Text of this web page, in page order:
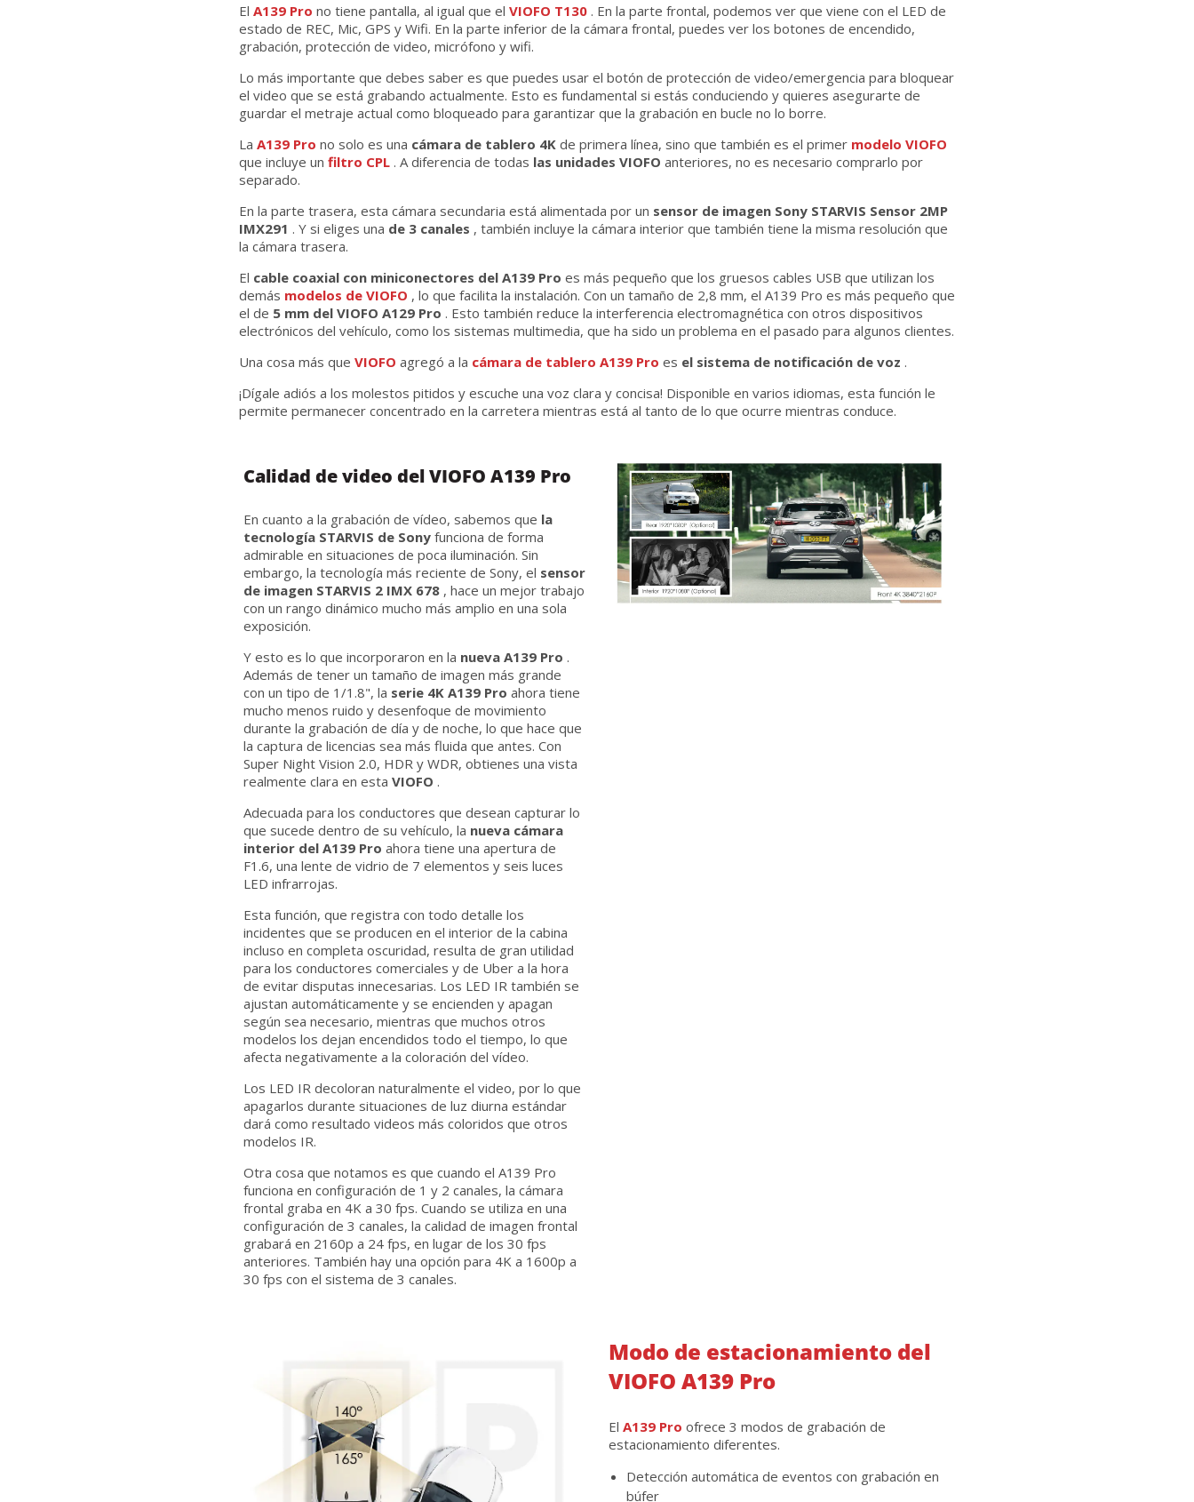
El A139 Pro no tiene pantalla, al igual que el VIOFO T130. En la parte frontal, podemos ver que viene con el LED de
estado de REC, Mic, GPS y Wifi. En la parte inferior de la cámara frontal, puedes ver los botones de encendido,
grabación, protección de video, micrófono y wifi.
Lo más importante que debes saber es que puedes usar el botón de protección de video/emergencia para bloquear
el video que se está grabando actualmente. Esto es fundamental si estás conduciendo y quieres asegurarte de
guardar el metraje actual como bloqueado para garantizar que la grabación en bucle no lo borre.
La A139 Pro no solo es una cámara de tablero 4Kde primera línea, sino que también es el primer modelo VIOFO
que incluye un filtro CPL. A diferencia de todas las unidades VIOFO anteriores, no es necesario comprarlo por
separado.
En la parte trasera, esta cámara secundaria está alimentada por un sensor de imagen Sony STARVIS Sensor 2MP
IMX291 . Y si eliges una de 3 canales , también incluye la cámara interior que también tiene la misma resolución que
la cámara trasera.
El cable coaxial con miniconectores del A139 Pro es más pequeño que los gruesos cables USB que utilizan los
demás modelos de VIOFO , lo que facilita la instalación. Con un tamaño de 2,8 mm, el A139 Pro es más pequeño que
el de 5 mm del VIOFO A129 Pro . Esto también reduce la interferencia electromagnética con otros dispositivos
electrónicos del vehículo, como los sistemas multimedia, que ha sido un problema en el pasado para algunos clientes.
Una cosa más que VIOFO agregó a la cámara de tablero A139 Pro es el sistema de notificación de voz .
¡Dígale adiós a los molestos pitidos y escuche una voz clara y concisa! Disponible en varios idiomas, esta función le
permite permanecer concentrado en la carretera mientras está al tanto de lo que ocurre mientras conduce.
Calidad de video del VIOFO A139 Pro
En cuanto a la grabación de vídeo, sabemos que la
tecnología STARVIS de Sonyfunciona de forma
admirable en situaciones de poca iluminación. Sin
embargo, la tecnología más reciente de Sony, el sensor
de imagen STARVIS 2 IMX 678, hace un mejor trabajo
con un rango dinámico mucho más amplio en una sola
exposición.
Y esto es lo que incorporaron en la nueva A139 Pro .
Además de tener un tamaño de imagen más grande
con un tipo de 1/1.8", la serie 4K A139 Pro ahora tiene
mucho menos ruido y desenfoque de movimiento
durante la grabación de día y de noche, lo que hace que
la captura de licencias sea más fluida que antes. Con
Super Night Vision 2.0, HDR y WDR, obtienes una vista
realmente clara en esta VIOFO .
Adecuada para los conductores que desean capturar lo
que sucede dentro de su vehículo, la nueva cámara
interior del A139 Pro ahora tiene una apertura de
F1.6, una lente de vidrio de 7 elementos y seis luces
LED infrarrojas.
Esta función, que registra con todo detalle los
incidentes que se producen en el interior de la cabina
incluso en completa oscuridad, resulta de gran utilidad
para los conductores comerciales y de Uber a la hora
de evitar disputas innecesarias. Los LED IR también se
ajustan automáticamente y se encienden y apagan
según sea necesario, mientras que muchos otros
modelos los dejan encendidos todo el tiempo, lo que
afecta negativamente a la coloración del vídeo.
Los LED IR decoloran naturalmente el video, por lo que
apagarlos durante situaciones de luz diurna estándar
dará como resultado videos más coloridos que otros
modelos IR.
Otra cosa que notamos es que cuando el A139 Pro
funciona en configuración de 1 y 2 canales, la cámara
frontal graba en 4K a 30 fps. Cuando se utiliza en una
configuración de 3 canales, la calidad de imagen frontal
grabará en 2160p a 24 fps, en lugar de los 30 fps
anteriores. También hay una opción para 4K a 1600p a
30 fps con el sistema de 3 canales.
Modo de estacionamiento del
VIOFO A139 Pro
El A139 Pro ofrece 3 modos de grabación de
estacionamiento diferentes.
Detección automática de eventos con grabación en
búfer